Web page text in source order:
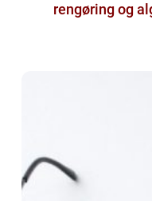
rengøring og